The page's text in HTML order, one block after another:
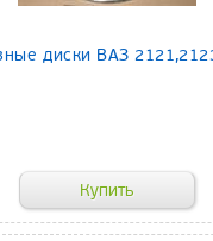
диски ВАЗ